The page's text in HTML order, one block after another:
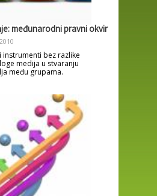
međunarodni pravni okvir
bez razlike
medija u stvaranju
među grupama.